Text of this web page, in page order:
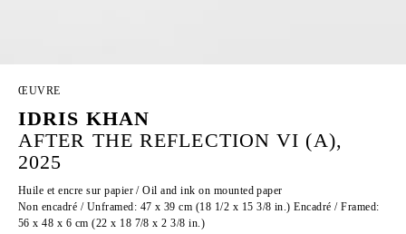
ŒUVRE
IDRIS KHAN
AFTER THE REFLECTION VI (A),
2025
Huile et encre sur papier / Oil and ink on mounted paper
Non encadré / Unframed: 47 x 39 cm (18 1/2 x 15 3/8 in.) Encadré / Framed:
56 x 48 x 6 cm (22 x 18 7/8 x 2 3/8 in.)